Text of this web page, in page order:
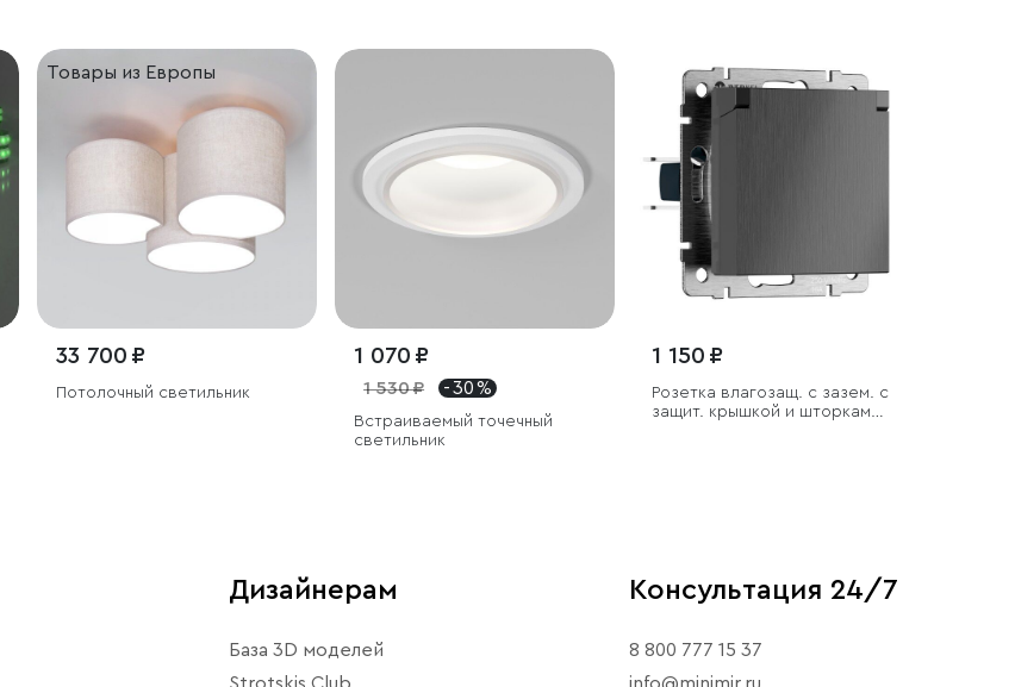
Товары из Европы
33 700 ₽
Потолочный светильник
1 070 ₽
1 530 ₽ - 30 %
Встраиваемый точечный
светильник
1 150 ₽
Розетка влагозащ. с зазем. с
защит. крышкой и шторками
Дизайнерам
База 3D моделей
Strotskis Club
Консультация 24/7
8 800 777 15 37
info@minimir.ru